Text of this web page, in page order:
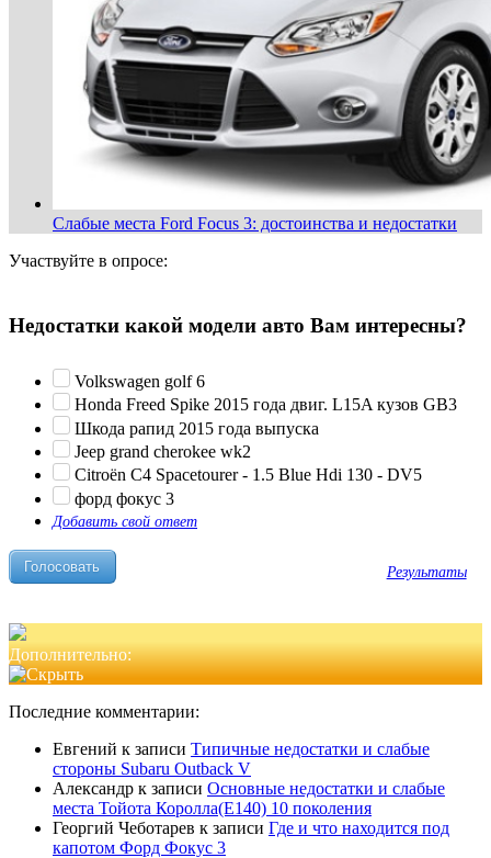
Слабые места Ford Focus 3: достоинства и недостатки
Участвуйте в опросе:
Недостатки какой модели авто Вам интересны?
Volkswagen golf 6
Honda Freed Spike 2015 года двиг. L15A кузов GB3
Шкода рапид 2015 года выпуска
Jeep grand cherokee wk2
Citroën C4 Spacetourer - 1.5 Blue Hdi 130 - DV5
форд фокус 3
Добавить свой ответ
Результаты
Дополнительно:
Последние комментарии:
Евгений к записи Типичные недостатки и слабые
стороны Subaru Outback V
Александр к записи Основные недостатки и слабые
места Тойота Королла(Е140) 10 поколения
Георгий Чеботарев к записи Где и что находится под
капотом Форд Фокус 3